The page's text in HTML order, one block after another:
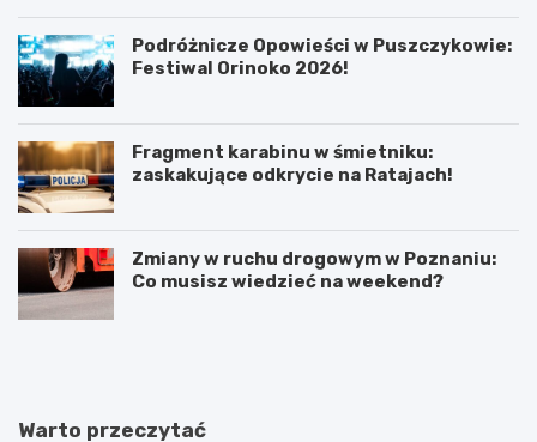
Podróżnicze Opowieści w Puszczykowie:
Festiwal Orinoko 2026!
Fragment karabinu w śmietniku:
zaskakujące odkrycie na Ratajach!
Zmiany w ruchu drogowym w Poznaniu:
Co musisz wiedzieć na weekend?
K
k
P
jWarto przeczytać